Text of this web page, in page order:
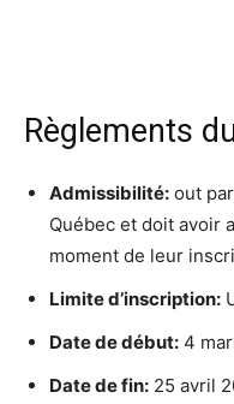
Règlements
Admissibilité: out
Québec et doit avoir
moment de leur
Limite d’inscription:
Date de début: 4
Date de fin: 25 avril